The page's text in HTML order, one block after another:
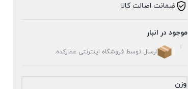
ضمانت اصالت کالا
موجود در انبار
ارسال توسط فروشگاه اینترنتی عطارکده.
وزن